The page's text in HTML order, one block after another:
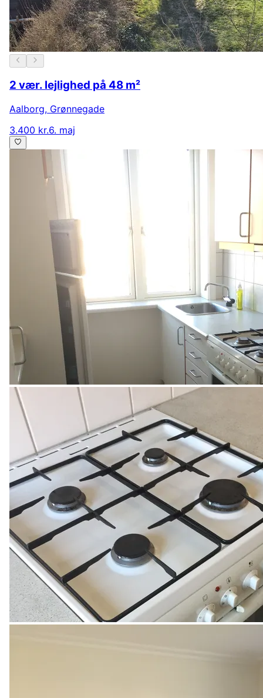
2 vær. lejlighed på 48 m²
Aalborg, Grønnegade
3.400 kr.6. maj